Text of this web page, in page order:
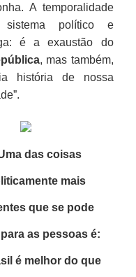
A temporalidade
sistema político e
é a exaustão do
, mas também,
história de nossa
das coisas
mais
que se pode
as pessoas é:
é melhor do que